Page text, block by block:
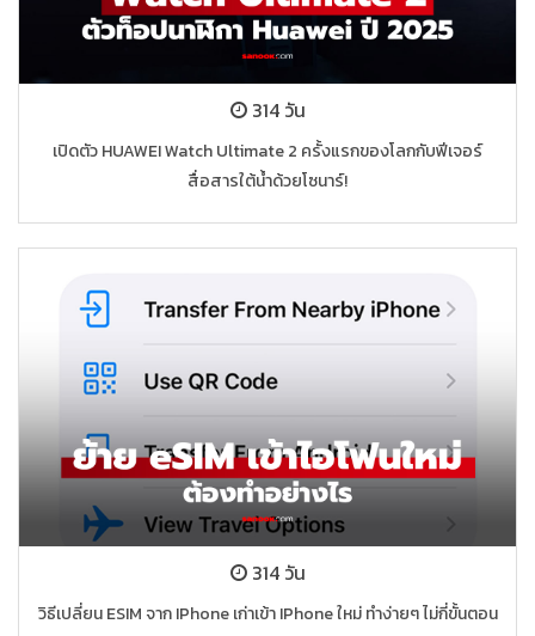
314 วัน
เปิดตัว HUAWEI Watch Ultimate 2 ครั้งแรกของโลกกับฟีเจอร์
สื่อสารใต้น้ำด้วยโซนาร์!
314 วัน
วิธีเปลี่ยน ESIM จาก IPhone เก่าเข้า IPhone ใหม่ ทำง่ายๆ ไม่กี่ขั้นตอน